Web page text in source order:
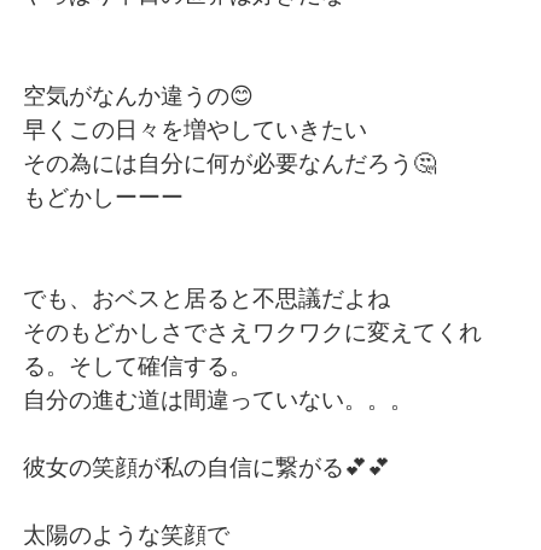
空気がなんか違うの😊
早くこの日々を増やしていきたい
その為には自分に何が必要なんだろう🤔
もどかしーーー
でも、おベスと居ると不思議だよね
そのもどかしさでさえワクワクに変えてくれ
る。そして確信する。
自分の進む道は間違っていない。。。
彼女の笑顔が私の自信に繋がる💕💕
太陽のような笑顔で